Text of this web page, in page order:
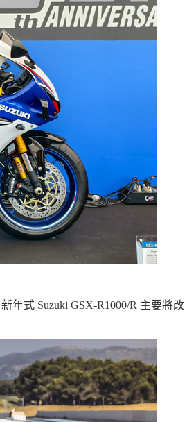
年式 Suzuki GSX-R1000/R 主要將改